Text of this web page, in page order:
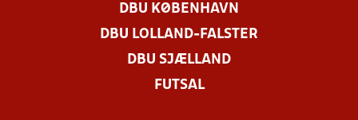
DBU KØBENHAVN
DBU LOLLAND-FALSTER
DBU SJÆLLAND
FUTSAL